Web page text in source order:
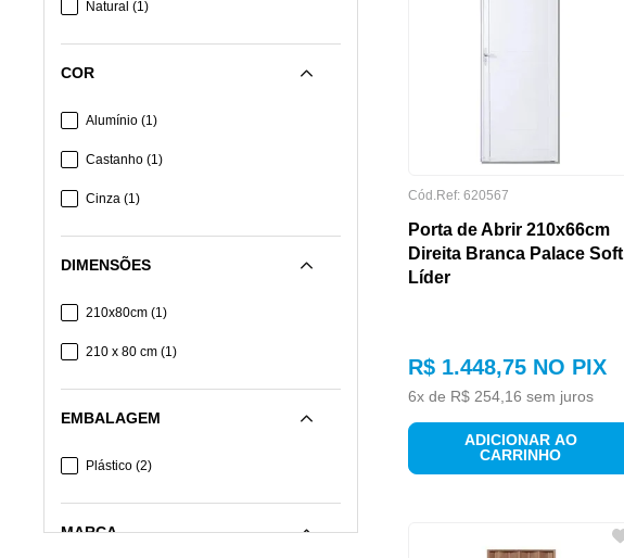
Natural (1)
COR
Alumínio (1)
Castanho (1)
Cinza (1)
DIMENSÕES
210x80cm (1)
210 x 80 cm (1)
EMBALAGEM
Plástico (2)
MARCA
Cód.Ref: 620567
Porta de Abrir 210x66cm
Direita Branca Palace Soft
Líder
R$ 1.448,75 NO PIX
6x de R$ 254 16 sem juros
ADICIONAR AO
CARRINHO